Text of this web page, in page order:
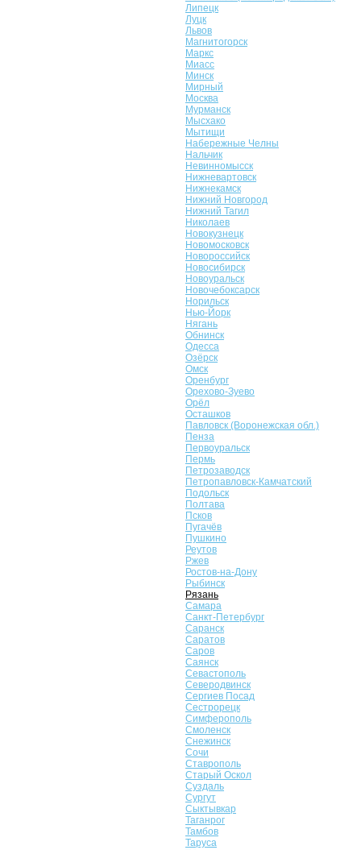
Липецк
Луцк
Львов
Магнитогорск
Маркс
Миасс
Минск
Мирный
Москва
Мурманск
Мысхако
Мытищи
Набережные Челны
Нальчик
Невинномысск
Нижневартовск
Нижнекамск
Нижний Новгород
Нижний Тагил
Николаев
Новокузнецк
Новомосковск
Новороссийск
Новосибирск
Новоуральск
Новочебоксарск
Норильск
Нью-Йорк
Нягань
Обнинск
Одесса
Озёрск
Омск
Оренбург
Орехово-Зуево
Орёл
Осташков
Павловск (Воронежская обл.)
Пенза
Первоуральск
Пермь
Петрозаводск
Петропавловск-Камчатский
Подольск
Полтава
Псков
Пугачёв
Пушкино
Реутов
Ржев
Ростов-на-Дону
Рыбинск
Рязань
Самара
Санкт-Петербург
Саранск
Саратов
Саров
Саянск
Севастополь
Северодвинск
Сергиев Посад
Сестрорецк
Симферополь
Смоленск
Снежинск
Сочи
Ставрополь
Старый Оскол
Суздаль
Сургут
Сыктывкар
Таганрог
Тамбов
Таруса